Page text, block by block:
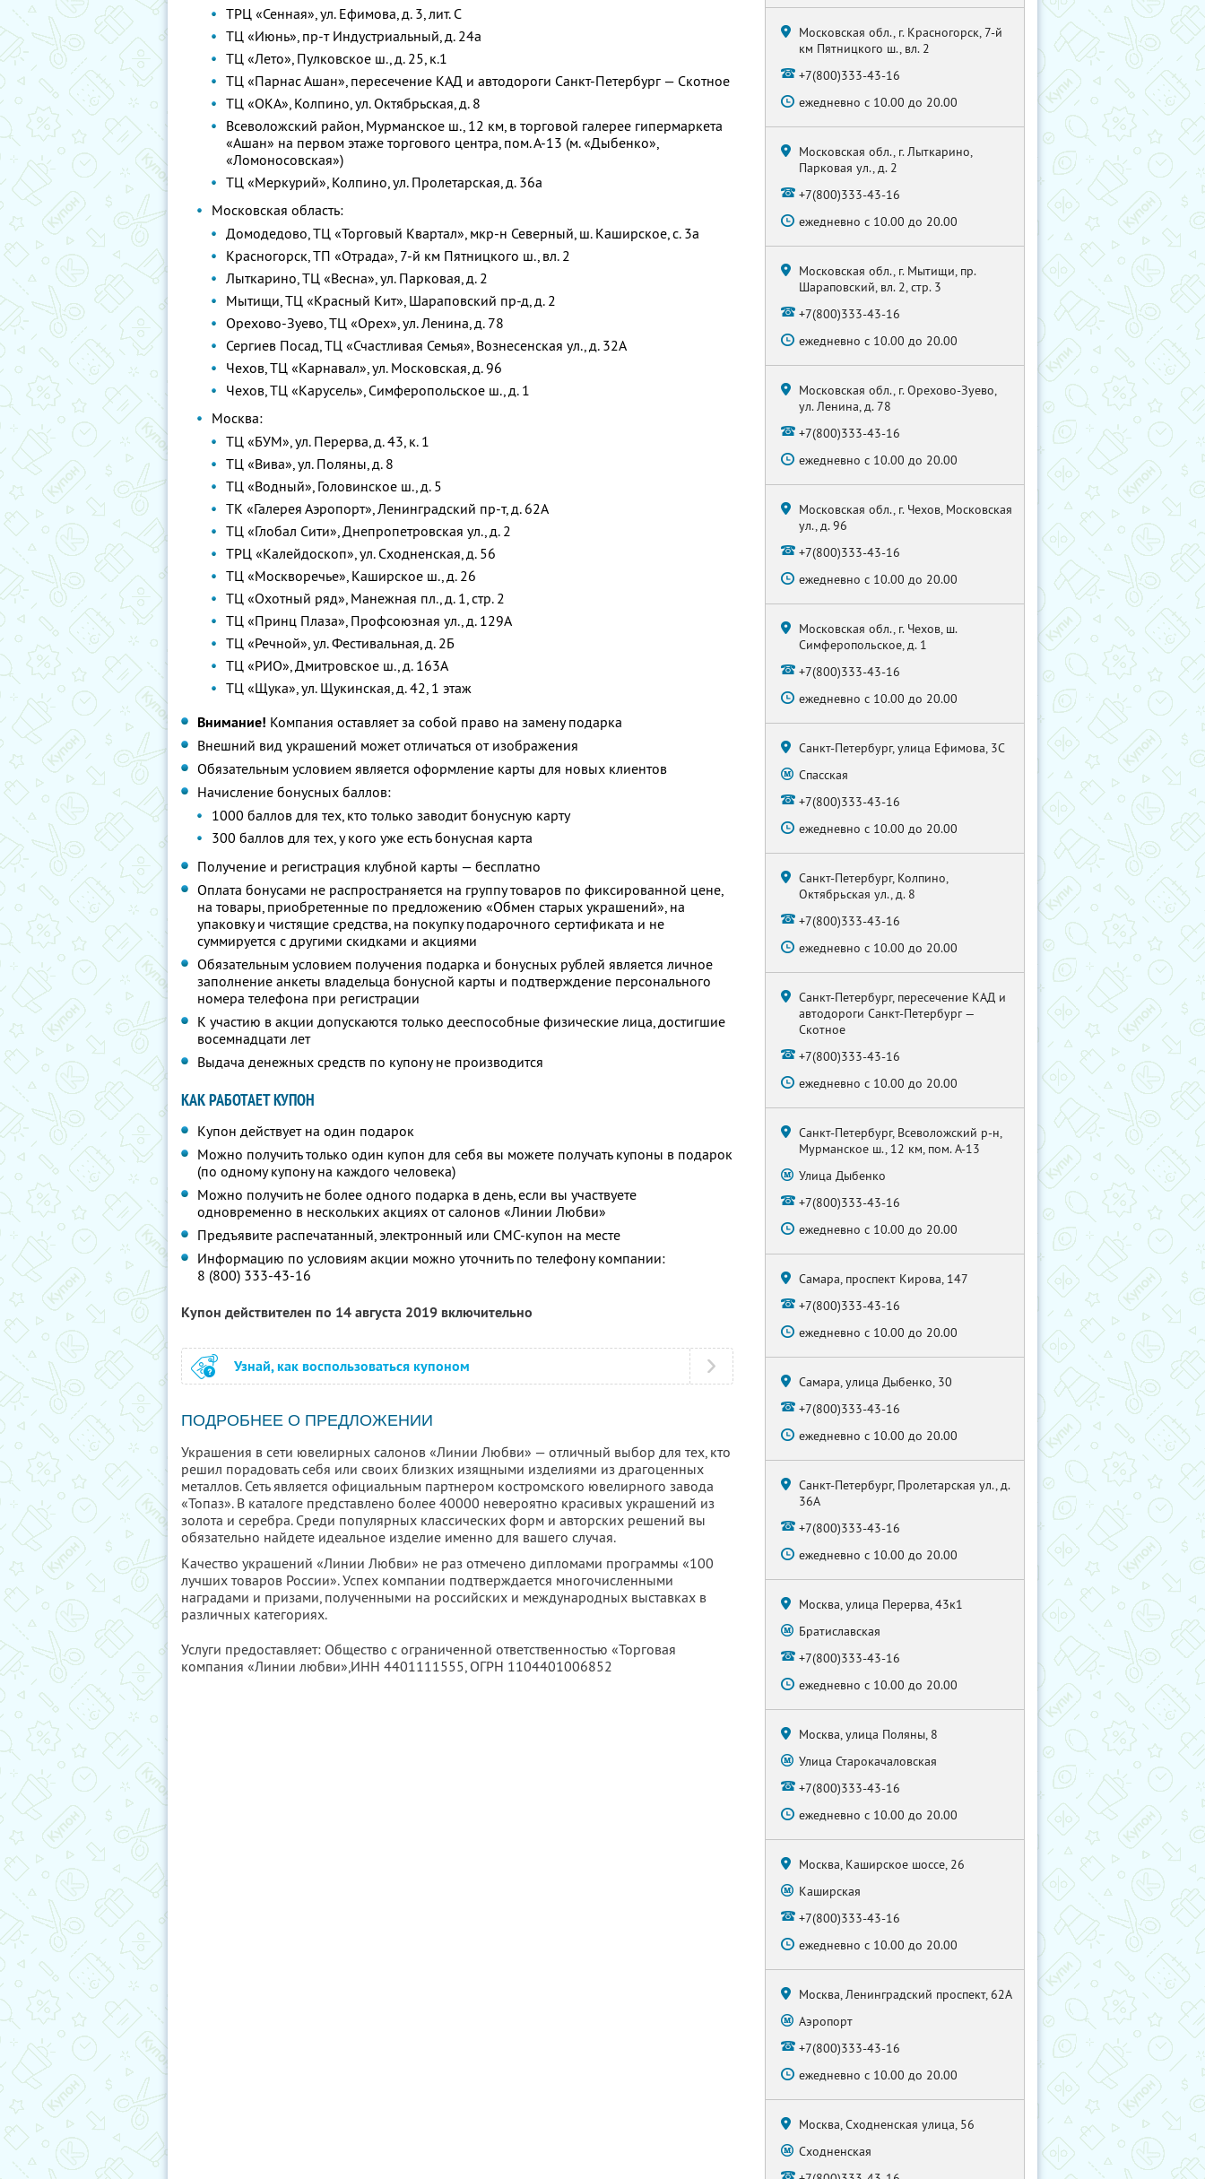
ТРЦ «Сенная», ул. Ефимова, д. 3, лит. С
ТЦ «Июнь», пр-т Индустриальный, д. 24а
ТЦ «Лето», Пулковское ш., д. 25, к.1
ТЦ «Парнас Ашан», пересечение КАД и автодороги Санкт-Петербург — Скотное
ТЦ «ОКА», Колпино, ул. Октябрьская, д. 8
Всеволожский район, Мурманское ш., 12 км, в торговой галерее гипермаркета
«Ашан» на первом этаже торгового центра, пом. А-13 (м. «Дыбенко»,
«Ломоносовская»)
ТЦ «Меркурий», Колпино, ул. Пролетарская, д. 36а
Московская область:
Домодедово, ТЦ «Торговый Квартал», мкр-н Северный, ш. Каширское, с. 3а
Красногорск, ТП «Отрада», 7-й км Пятницкого ш., вл. 2
Лыткарино, ТЦ «Весна», ул. Парковая, д. 2
Мытищи, ТЦ «Красный Кит», Шараповский пр-д, д. 2
Орехово-Зуево, ТЦ «Орех», ул. Ленина, д. 78
Сергиев Посад, ТЦ «Счастливая Семья», Вознесенская ул., д. 32А
Чехов, ТЦ «Карнавал», ул. Московская, д. 96
Чехов, ТЦ «Карусель», Симферопольское ш., д. 1
Москва:
ТЦ «БУМ», ул. Перерва, д. 43, к. 1
ТЦ «Вива», ул. Поляны, д. 8
ТЦ «Водный», Головинское ш., д. 5
ТК «Галерея Аэропорт», Ленинградский пр-т, д. 62А
ТЦ «Глобал Сити», Днепропетровская ул., д. 2
ТРЦ «Калейдоскоп», ул. Сходненская, д. 56
ТЦ «Москворечье», Каширское ш., д. 26
ТЦ «Охотный ряд», Манежная пл., д. 1, стр. 2
ТЦ «Принц Плаза», Профсоюзная ул., д. 129А
ТЦ «Речной», ул. Фестивальная, д. 2Б
ТЦ «РИО», Дмитровское ш., д. 163A
ТЦ «Щука», ул. Щукинская, д. 42, 1 этаж
Внимание! Компания оставляет за собой право на замену подарка
Внешний вид украшений может отличаться от изображения
Обязательным условием является оформление карты для новых клиентов
Начисление бонусных баллов:
1000 баллов для тех, кто только заводит бонусную карту
300 баллов для тех, у кого уже есть бонусная карта
Получение и регистрация клубной карты — бесплатно
Оплата бонусами не распространяется на группу товаров по фиксированной цене,
на товары, приобретенные по предложению «Обмен старых украшений», на
упаковку и чистящие средства, на покупку подарочного сертификата и не
суммируется с другими скидками и акциями
Обязательным условием получения подарка и бонусных рублей является личное
заполнение анкеты владельца бонусной карты и подтверждение персонального
номера телефона при регистрации
К участию в акции допускаются только дееспособные физические лица, достигшие
восемнадцати лет
Выдача денежных средств по купону не производится
КАК РАБОТАЕТ КУПОН
Купон действует на один подарок
Можно получить только один купон для себя вы можете получать купоны в подарок
(по одному купону на каждого человека)
Можно получить не более одного подарка в день, если вы участвуете
одновременно в нескольких акциях от салонов «Линии Любви»
Предъявите распечатанный, электронный или СМС-купон на месте
Информацию по условиям акции можно уточнить по телефону компании:
8 (800) 333-43-16
Купон действителен по 14 августа 2019 включительно
Узнай, как воспользоваться купоном
ПОДРОБНЕЕ О ПРЕДЛОЖЕНИИ
Украшения в сети ювелирных салонов «Линии Любви» — отличный выбор для тех, кто
решил порадовать себя или своих близких изящными изделиями из драгоценных
металлов. Сеть является официальным партнером костромского ювелирного завода
«Топаз». В каталоге представлено более 40000 невероятно красивых украшений из
золота и серебра. Среди популярных классических форм и авторских решений вы
обязательно найдете идеальное изделие именно для вашего случая.
Качество украшений «Линии Любви» не раз отмечено дипломами программы «100
лучших товаров России». Успех компании подтверждается многочисленными
наградами и призами, полученными на российских и международных выставках в
различных категориях.
Услуги предоставляет: Общество с ограниченной ответственностью «Торговая
компания «Линии любви»,ИНН 4401111555, ОГРН 1104401006852
Московская обл., г. Красногорск, 7-й
км Пятницкого ш., вл. 2
+7(800)333-43-16
ежедневно с 10.00 до 20.00
Московская обл., г. Лыткарино,
Парковая ул., д. 2
+7(800)333-43-16
ежедневно с 10.00 до 20.00
Московская обл., г. Мытищи, пр.
Шараповский, вл. 2, стр. 3
+7(800)333-43-16
ежедневно с 10.00 до 20.00
Московская обл., г. Орехово-Зуево,
ул. Ленина, д. 78
+7(800)333-43-16
ежедневно с 10.00 до 20.00
Московская обл., г. Чехов, Московская
ул., д. 96
+7(800)333-43-16
ежедневно с 10.00 до 20.00
Московская обл., г. Чехов, ш.
Симферопольское, д. 1
+7(800)333-43-16
ежедневно с 10.00 до 20.00
Санкт-Петербург, улица Ефимова, 3С
Спасская
+7(800)333-43-16
ежедневно с 10.00 до 20.00
Санкт-Петербург, Колпино,
Октябрьская ул., д. 8
+7(800)333-43-16
ежедневно с 10.00 до 20.00
Санкт-Петербург, пересечение КАД и
автодороги Санкт-Петербург —
Скотное
+7(800)333-43-16
ежедневно с 10.00 до 20.00
Санкт-Петербург, Всеволожский р-н,
Мурманское ш., 12 км, пом. А-13
Улица Дыбенко
+7(800)333-43-16
ежедневно с 10.00 до 20.00
Самара, проспект Кирова, 147
+7(800)333-43-16
ежедневно с 10.00 до 20.00
Самара, улица Дыбенко, 30
+7(800)333-43-16
ежедневно с 10.00 до 20.00
Санкт-Петербург, Пролетарская ул., д.
36А
+7(800)333-43-16
ежедневно с 10.00 до 20.00
Москва, улица Перерва, 43к1
Братиславская
+7(800)333-43-16
ежедневно с 10.00 до 20.00
Москва, улица Поляны, 8
Улица Старокачаловская
+7(800)333-43-16
ежедневно с 10.00 до 20.00
Москва, Каширское шоссе, 26
Каширская
+7(800)333-43-16
ежедневно с 10.00 до 20.00
Москва, Ленинградский проспект, 62А
Аэропорт
+7(800)333-43-16
ежедневно с 10.00 до 20.00
Москва, Сходненская улица, 56
Сходненская